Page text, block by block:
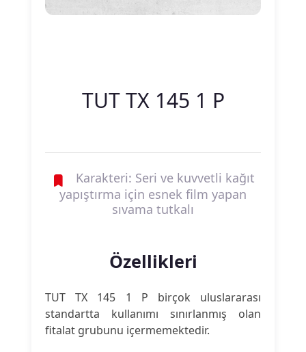
TUT TX 145 1 P
Karakteri: Seri ve kuvvetli kağıt
yapıştırma için esnek film yapan
sıvama tutkalı
Özellikleri
TUT TX 145 1 P birçok uluslararası
standartta kullanımı sınırlanmış olan
fitalat grubunu içermemektedir.